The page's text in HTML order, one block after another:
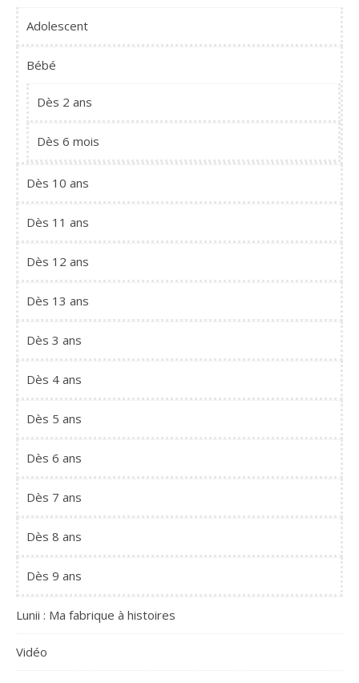
Adolescent
Bébé
Dès 2 ans
Dès 6 mois
Dès 10 ans
Dès 11 ans
Dès 12 ans
Dès 13 ans
Dès 3 ans
Dès 4 ans
Dès 5 ans
Dès 6 ans
Dès 7 ans
Dès 8 ans
Dès 9 ans
Lunii : Ma fabrique à histoires
Vidéo